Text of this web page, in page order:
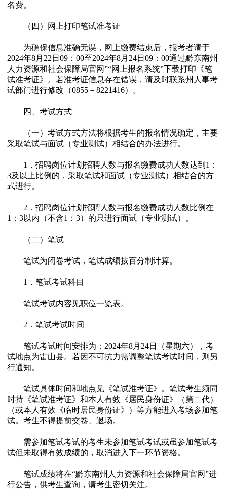
名费。
（四）网上打印笔试准考证
为确保信息准确无误，网上缴费结束后，报考者请于
2024年8月22日09：00至2024年8月24日09：00通过黔东南州
人力资源和社会保障局官网”“网上报名系统”下载打印《笔
试准考证》。若准考证信息存在错误，请及时联系州人事考
试部门进行修改（0855－8221416）。
四、考试方式
（一）考试方式方法将根据考生的报名情况确定，主要
采取笔试与面试（专业测试）相结合的办法进行。
1．招聘岗位计划招聘人数与报名缴费成功人数达到1：
3及以上比例的，采取笔试和面试（专业测试）相结合的方
式进行。
2．招聘岗位计划招聘人数与报名缴费成功人数比例在
1：3以内（不含1：3）的只进行面试（专业测试）。
（二）笔试
笔试为闭卷考试，笔试成绩按百分制计算。
1．笔试考试科目
笔试考试内容见职位一览表。
2．笔试考试时间
笔试考试时间安排为：2024年8月24日（星期六），考
试地点为雷山县。若因不可抗力需调整笔试考试时间，则另
行通知。
笔试具体时间和地点见《笔试准考证》。笔试考生须同
时持《笔试准考证》和本人有效《居民身份证》（第二代）
（或本人有效《临时居民身份证》）等方能进入考场参加笔
试。考生不得提前交卷、退场。
需参加笔试考试的考生未参加笔试考试或虽参加笔试考
试但未取得有效成绩的，取消进入下一环节资格。
笔试成绩将在“黔东南州人力资源和社会保障局官网”进
行公告，供考生查询，请考生密切关注。